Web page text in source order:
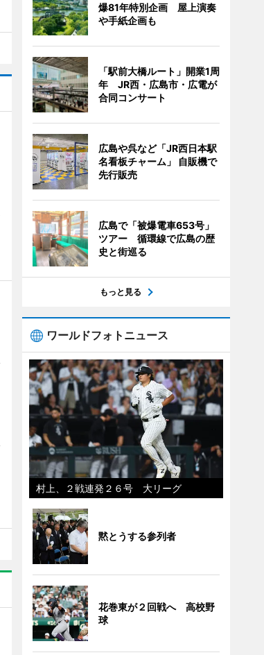
爆81年特別企画 屋上演奏
や手紙企画も
「駅前大橋ルート」開業1周
年 JR西・広島市・広電が
合同コンサート
広島や呉など「JR西日本駅
名看板チャーム」 自販機で
先行販売
広島で「被爆電車653号」
ツアー 循環線で広島の歴
史と街巡る
もっと見る
ワールドフォトニュース
村上、２戦連発２６号 大リーグ
黙とうする参列者
花巻東が２回戦へ 高校野
球